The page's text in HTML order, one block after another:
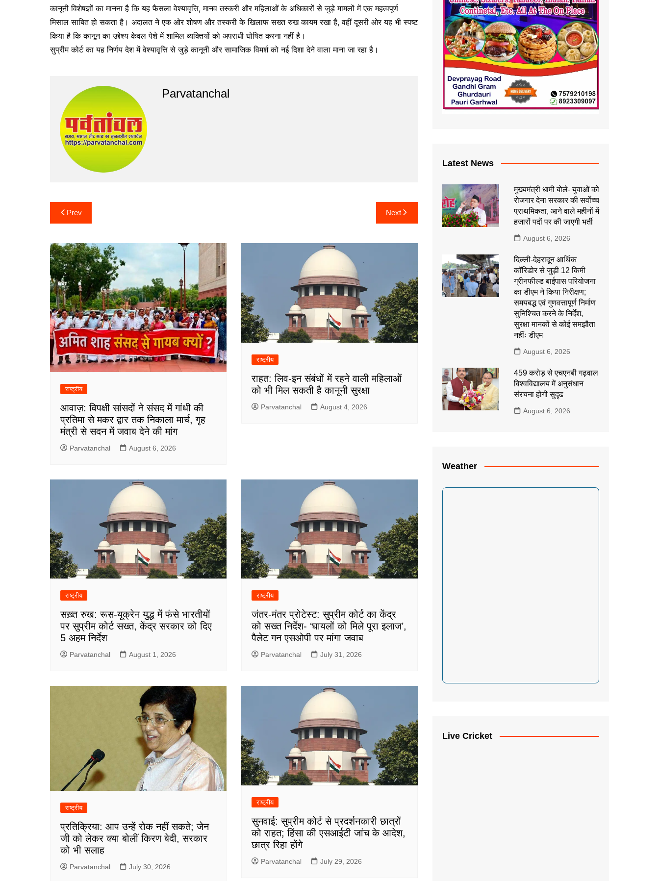
कानूनी विशेषज्ञों का मानना है कि यह फैसला वेश्यावृत्ति, मानव तस्करी और महिलाओं के अधिकारों से जुड़े मामलों में एक महत्वपूर्ण
मिसाल साबित हो सकता है। अदालत ने एक ओर शोषण और तस्करी के खिलाफ सख्त रुख कायम रखा है, वहीं दूसरी ओर यह भी स्पष्ट
किया है कि कानून का उद्देश्य केवल पेशे में शामिल व्यक्तियों को अपराधी घोषित करना नहीं है।
सुप्रीम कोर्ट का यह निर्णय देश में वेश्यावृत्ति से जुड़े कानूनी और सामाजिक विमर्श को नई दिशा देने वाला माना जा रहा है।
Parvatanchal
Post
navigation
Prev Next
राष्ट्रीय
आवाज़: विपक्षी सांसदों ने संसद में गांधी की
प्रतिमा से मकर द्वार तक निकाला मार्च, गृह
मंत्री से सदन में जवाब देने की मांग
Parvatanchal August 6, 2026
राष्ट्रीय
राहत: लिव-इन संबंधों में रहने वाली महिलाओं
को भी मिल सकती है कानूनी सुरक्षा
Parvatanchal August 4, 2026
राष्ट्रीय
सख़्त रुख: रूस-यूक्रेन युद्ध में फंसे भारतीयों
पर सुप्रीम कोर्ट सख्त, केंद्र सरकार को दिए
5 अहम निर्देश
Parvatanchal August 1, 2026
राष्ट्रीय
जंतर-मंतर प्रोटेस्ट: सुप्रीम कोर्ट का केंद्र
को सख्त निर्देश- ‘घायलों को मिले पूरा इलाज’,
पैलेट गन एसओपी पर मांगा जवाब
Parvatanchal July 31, 2026
राष्ट्रीय
प्रतिक्रिया: आप उन्हें रोक नहीं सकते; जेन
जी को लेकर क्या बोलीं किरण बेदी, सरकार
को भी सलाह
Parvatanchal July 30, 2026
राष्ट्रीय
सुनवाई: सुप्रीम कोर्ट से प्रदर्शनकारी छात्रों
को राहत; हिंसा की एसआईटी जांच के आदेश,
छात्र रिहा होंगे
Parvatanchal July 29, 2026
Latest News
मुख्यमंत्री धामी बोले- युवाओं को
रोजगार देना सरकार की सर्वोच्च
प्राथमिकता, आने वाले महीनों में
हजारों पदों पर की जाएगी भर्ती
August 6, 2026
दिल्ली-देहरादून आर्थिक
कॉरिडोर से जुड़ी 12 किमी
ग्रीनफील्ड बाईपास परियोजना
का डीएम ने किया निरीक्षण;
समयबद्ध एवं गुणवत्तापूर्ण निर्माण
सुनिश्चित करने के निर्देश,
सुरक्षा मानकों से कोई समझौता
नहींः डीएम
August 6, 2026
459 करोड़ से एचएनबी गढ़वाल
विश्वविद्यालय में अनुसंधान
संरचना होगी सुदृढ
August 6, 2026
Weather
Live Cricket